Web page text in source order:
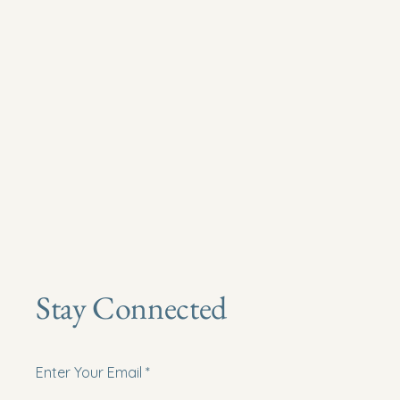
Stay Connected
Enter Your Email